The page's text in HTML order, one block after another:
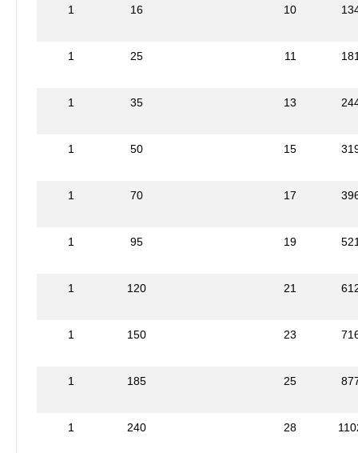
1 16 10
1 25 11
1 35 13
1 50 15
1 70 17
1 95 19
1 120 21
1 150 23
1 185 25
1 240 28